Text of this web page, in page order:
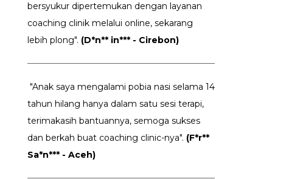
bersyukur dipertemukan dengan layanan
coaching clinik melalui online, sekarang
lebih plong". (D*n** in*** - Cirebon)
"Anak saya mengalami pobia nasi selama 14
tahun hilang hanya dalam satu sesi terapi,
terimakasih bantuannya, semoga sukses
dan berkah buat coaching clinic-nya". (F*r**
Sa*n*** - Aceh)